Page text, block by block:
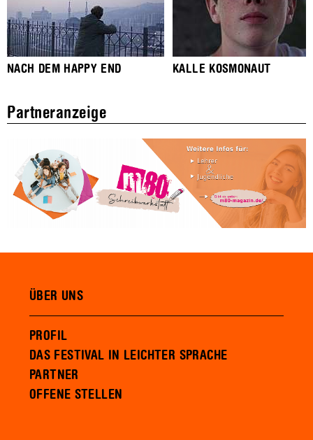
NACH DEM HAPPY END KALLE KOSMONAUT
Partneranzeige
ÜBER UNS
PROFIL
DAS FESTIVAL IN LEICHTER SPRACHE
PARTNER
OFFENE STELLEN